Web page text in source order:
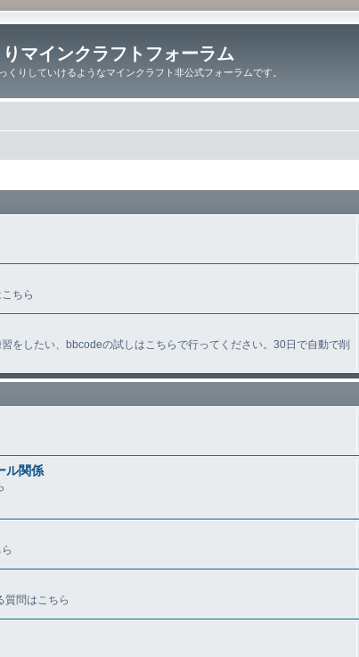
マインクラフトフォーラム
くりしていけるようなマインクラフト非公式フォーラムです。
ちら
をしたい、bbcodeの試しはこちらで行ってください。30日で自動で削
ル関係
質問はこちら